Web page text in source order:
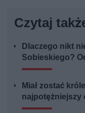
Czytaj
Dlaczego nikt
Sobieskiego?
Miał zostać
najpotężniejszy